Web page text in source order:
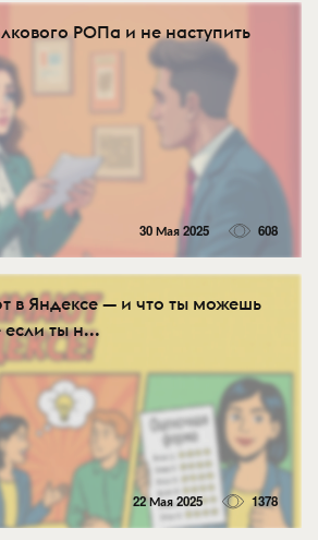
РОПа и не наступить
30 Мая 2025 608
в Яндексе — и что ты можешь
если ты н...
22 Мая 2025 1378